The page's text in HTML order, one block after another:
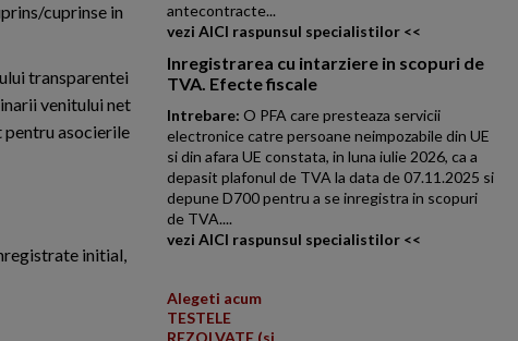
cuprinse in
transparentei
venitului net
pentru asocierile
initial,
antecontracte...
vezi AICI raspunsul specialistilor <<
Inregistrarea cu intarziere in scopuri de
TVA. Efecte fiscale
Intrebare: O PFA care presteaza servicii
electronice catre persoane neimpozabile din UE
si din afara UE constata, in luna iulie 2026, ca a
depasit plafonul de TVA la data de 07.11.2025 si
depune D700 pentru a se inregistra in scopuri
de TVA....
vezi AICI raspunsul specialistilor <<
Alegeti acum
TESTELE
REZOLVATE (si